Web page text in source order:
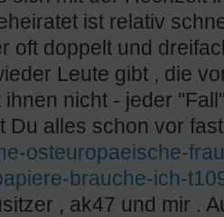
ist relativ
oft doppelt und
Leute gibt , die
nicht - jeder
Du alles schon vor
osteuropaeische-
brauche-ich-
, ak47 und mir .